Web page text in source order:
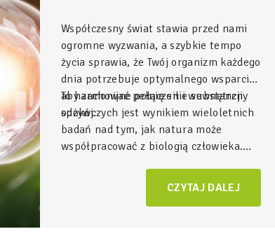
Współczesny świat stawia przed nami
ogromne wyzwania, a szybkie tempo
życia sprawia, że Twój organizm każdego
dnia potrzebuje optymalnego wsparcia,
aby zachować pełnię sił i wewnętrzny
spokój.
To harmonijne połączenie substancji
odżywczych jest wynikiem wieloletnich
badań nad tym, jak natura może
współpracować z biologią człowieka.
duet, który w NatVita traktujemy jako
CZYTAJ DALEJ